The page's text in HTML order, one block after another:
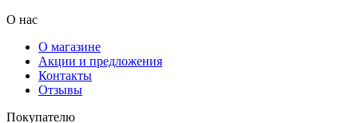
О нас
О магазине
Акции и предложения
Контакты
Отзывы
Покупателю